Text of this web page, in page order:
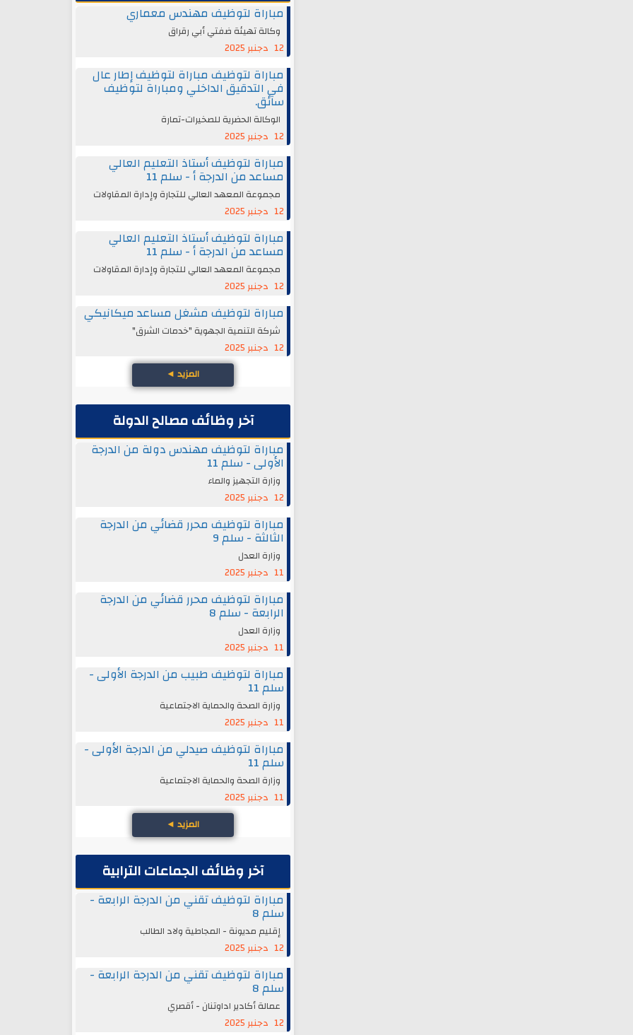
مباراة لتوظيف مهندس معماري
وكالة تهيئة ضفتي أبي رقراق
12 دجنبر 2025
مباراة لتوظيف مباراة لتوظيف إطار عال
في التدقيق الداخلي ومباراة لتوظيف
سائق.
الوكالة الحضرية للصخيرات-تمارة
12 دجنبر 2025
مباراة لتوظيف أستاذ التعليم العالي
مساعد من الدرجة أ - سلم 11
مجموعة المعهد العالي للتجارة وإدارة المقاولات
12 دجنبر 2025
مباراة لتوظيف أستاذ التعليم العالي
مساعد من الدرجة أ - سلم 11
مجموعة المعهد العالي للتجارة وإدارة المقاولات
12 دجنبر 2025
مباراة لتوظيف مشغل مساعد ميكانيكي
شركة التنمية الجهوية "خدمات الشرق"
12 دجنبر 2025
المزيد ◄
آخر وظائف مصالح الدولة
مباراة لتوظيف مهندس دولة من الدرجة
الأولى - سلم 11
وزارة التجهيز والماء
12 دجنبر 2025
مباراة لتوظيف محرر قضائي من الدرجة
الثالثة - سلم 9
وزارة العدل
11 دجنبر 2025
مباراة لتوظيف محرر قضائي من الدرجة
الرابعة - سلم 8
وزارة العدل
11 دجنبر 2025
مباراة لتوظيف طبيب من الدرجة الأولى -
سلم 11
وزارة الصحة والحماية الاجتماعية
11 دجنبر 2025
مباراة لتوظيف صيدلي من الدرجة الأولى -
سلم 11
وزارة الصحة والحماية الاجتماعية
11 دجنبر 2025
المزيد ◄
آخر وظائف الجماعات الترابية
مباراة لتوظيف تقني من الدرجة الرابعة -
سلم 8
إقليم مديونة - المجاطية ولاد الطالب
12 دجنبر 2025
مباراة لتوظيف تقني من الدرجة الرابعة -
سلم 8
عمالة أكادير اداوتنان - أقصري
12 دجنبر 2025